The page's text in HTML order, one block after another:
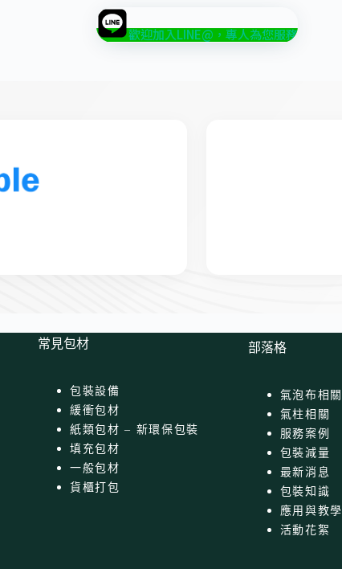
歡迎加入LINE@，專人為您服務
常見包材
包裝設備
緩衝包材
紙類包材 – 新環保包裝
填充包材
一般包材
貨櫃打包
部落格
氣泡布相關
氣柱相關
服務案例
包裝減量
最新消息
包裝知識
應用與教學
活動花絮